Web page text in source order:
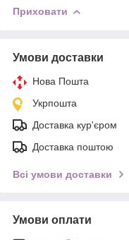
Приховати
Умови доставки
Нова Пошта
Укрпошта
Доставка кур'єром
Доставка поштою
Всі умови доставки
Умови оплати